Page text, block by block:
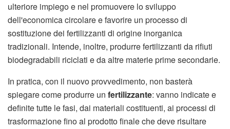
ulteriore impiego e nel promuovere lo sviluppo
dell'economica circolare e favorire un processo di
sostituzione dei fertilizzanti di origine inorganica
tradizionali. Intende, inoltre, produrre fertilizzanti da rifiuti
biodegradabili riciclati e da altre materie prime secondarie.
In pratica, con il nuovo provvedimento, non basterà
spiegare come produrre un fertilizzante: vanno indicate e
definite tutte le fasi, dai materiali costituenti, ai processi di
trasformazione fino al prodotto finale che deve risultare